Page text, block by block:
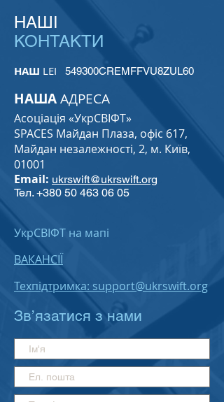
НАШІ
КОНТАКТИ
НАШ LEI 549300CREMFFVU8ZUL60
НАШААДРЕСА
Асоціація «УкрСВІФТ»
SPACES Майдан Плаза, офіс 617,
Майдан незалежності, 2, м. Київ,
01001
Email: ukrswift@ukrswift.org
Тел. +380 50 463 06 05
УкрСВІФТ на мапі
ВАКАНСІЇ
Техпідтримка: support@ukrswift.org
Зв’язатися з нами